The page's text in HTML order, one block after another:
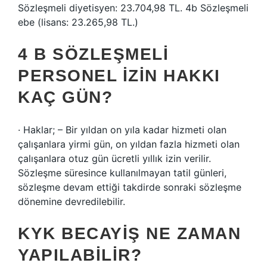
Sözleşmeli diyetisyen: 23.704,98 TL. 4b Sözleşmeli
ebe (lisans: 23.265,98 TL.)
4 B SÖZLEŞMELI
PERSONEL İZIN HAKKI
KAÇ GÜN?
· Haklar; – Bir yıldan on yıla kadar hizmeti olan
çalışanlara yirmi gün, on yıldan fazla hizmeti olan
çalışanlara otuz gün ücretli yıllık izin verilir.
Sözleşme süresince kullanılmayan tatil günleri,
sözleşme devam ettiği takdirde sonraki sözleşme
dönemine devredilebilir.
KYK BECAYIŞ NE ZAMAN
YAPILABILIR?